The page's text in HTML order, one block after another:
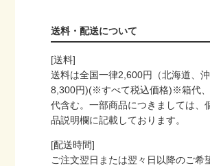
送料・配送について
[送料]
送料は全国一律2,600円（北海道、
8,300円)(※すべて税込価格)※箱代、
代含む。一部商品につきましては、
品説明欄に記載しております。
[配送時間]
ご注文翌日または翌々日以降のご希